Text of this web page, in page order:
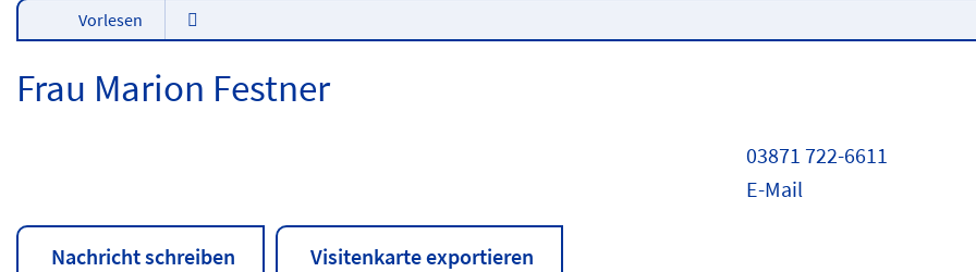
Vorlesen
Frau Marion Festner
03871 722-6611
E-Mail
Nachricht schreiben Visitenkarte exportieren